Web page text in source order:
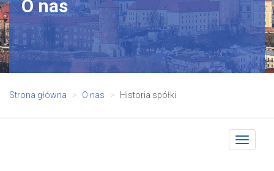
O nas
Strona główna O nas Historia spółki
Toggle